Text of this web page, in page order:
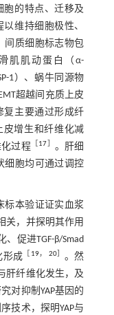
胞的特点、迁移及
维持细胞极性、
间质细胞标志物包
肌肌动蛋白（α-
1）、蜗牛同源物
超越间充质上皮
复主要通过形成纤
皮增生和纤维化减
过程
17
。肝细
细胞均可通过调控
标本验证证实血浆
关，并探明其作用
促进TGF-β/Smad
形成
19， 20］ 。然
肝纤维化发生，及
对抑制YAP基因的
技术，探明YAP与